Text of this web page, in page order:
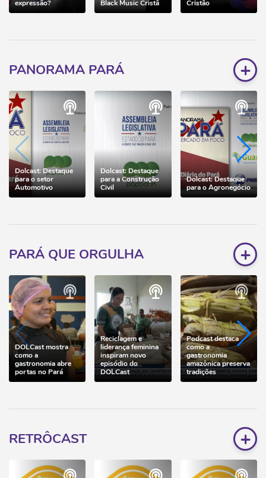
expressão? Black Music Cristã Cristão
PANORAMA PARÁ +
Dolcast: Destaque
para o setor
Automotivo
Dolcast: Destaque
para a Construção
Civil
Dolcast: Destaque
para o Agronegócio
PARÁ QUE ORGULHA +
DOLCast mostra
como a
gastronomia abre
portas no Pará
Reciclagem e
liderança feminina
inspiram novo
episódio do
DOLCast
Podcast destaca
como a
gastronomia
amazônica preserva
tradições
RETRÔCAST +